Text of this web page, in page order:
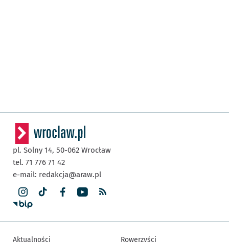
pl. Solny 14, 50-062 Wrocław
tel. 71 776 71 42
e-mail: redakcja@araw.pl
Aktualności Rowerzyści